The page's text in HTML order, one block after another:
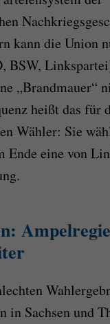
kann die Union
BSW,
„Brandmauer“
heißt das für
Wähler: Sie
Ende eine von
in Sachsen und